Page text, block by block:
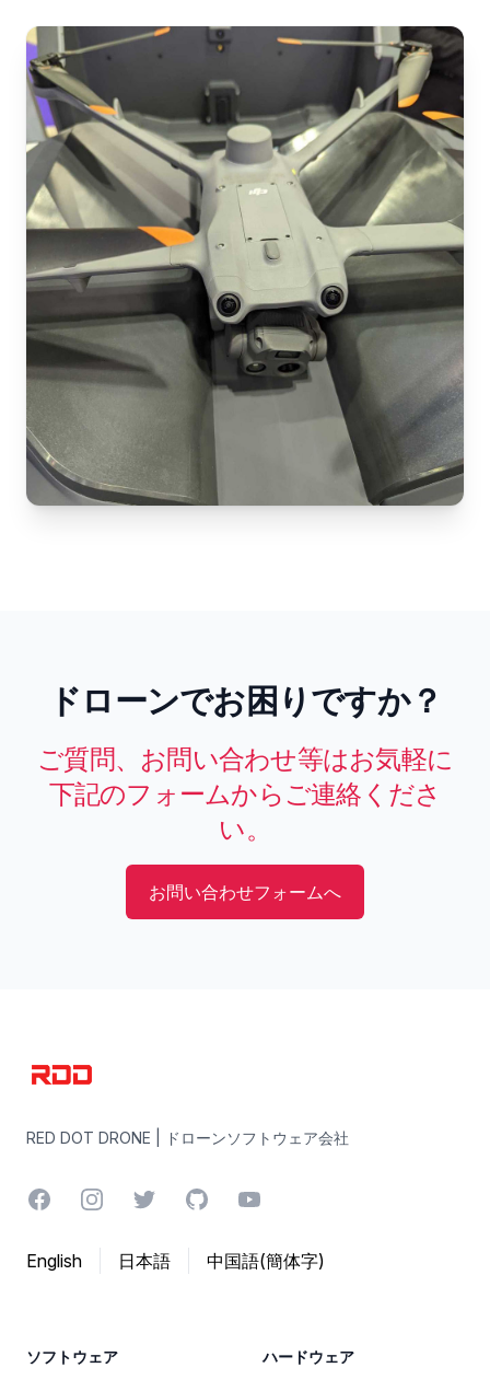
ドローンでお困りですか？
ご質問、お問い合わせ等はお気軽に
下記のフォームからご連絡くださ
い。
お問い合わせフォームへ
RED DOT DRONE | ドローンソフトウェア会社
FacebookInstagramTwitter GitHub YouTube
English 日本語 中国語(簡体字)
ソフトウェア ハードウェア